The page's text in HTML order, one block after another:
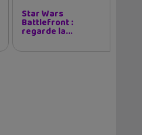
Star Wars
Battlefront :
regarde la...